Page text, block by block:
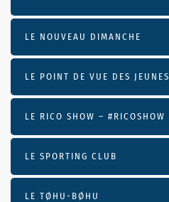
LE NOUVEAU DIMANCHE
LE POINT DE VUE DES JEUNES
LE RICO SHOW – #RICOSHOW
LE SPORTING CLUB
LE TØHU-BØHU